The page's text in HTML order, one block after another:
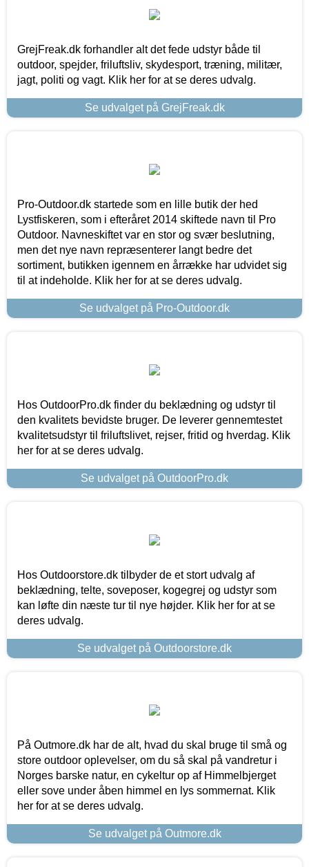
GrejFreak.dk forhandler alt det fede udstyr både til
outdoor, spejder, friluftsliv, skydesport, træning, militær,
jagt, politi og vagt. Klik her for at se deres udvalg.
Se udvalget på GrejFreak.dk
Pro-Outdoor.dk startede som en lille butik der hed
Lystfiskeren, som i efteråret 2014 skiftede navn til Pro
Outdoor. Navneskiftet var en stor og svær beslutning,
men det nye navn repræsenterer langt bedre det
sortiment, butikken igennem en årrække har udvidet sig
til at indeholde. Klik her for at se deres udvalg.
Se udvalget på Pro-Outdoor.dk
Hos OutdoorPro.dk finder du beklædning og udstyr til
den kvalitets bevidste bruger. De leverer gennemtestet
kvalitetsudstyr til friluftslivet, rejser, fritid og hverdag. Klik
her for at se deres udvalg.
Se udvalget på OutdoorPro.dk
Hos Outdoorstore.dk tilbyder de et stort udvalg af
beklædning, telte, soveposer, kogegrej og udstyr som
kan løfte din næste tur til nye højder. Klik her for at se
deres udvalg.
Se udvalget på Outdoorstore.dk
På Outmore.dk har de alt, hvad du skal bruge til små og
store outdoor oplevelser, om du så skal på vandretur i
Norges barske natur, en cykeltur op af Himmelbjerget
eller sove under åben himmel en lys sommernat. Klik
her for at se deres udvalg.
Se udvalget på Outmore.dk